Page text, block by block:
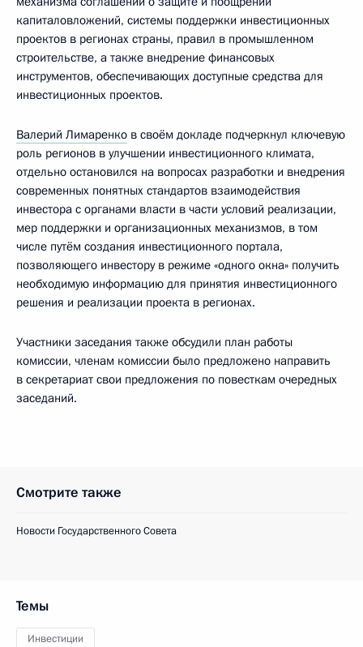
капиталовложений, системы поддержки инвестиционных
проектов в регионах страны, правил в промышленном
строительстве, а также внедрение финансовых
инструментов, обеспечивающих доступные средства для
инвестиционных проектов.
Валерий Лимаренко в своём докладе подчеркнул ключевую
роль регионов в улучшении инвестиционного климата,
отдельно остановился на вопросах разработки и внедрения
современных понятных стандартов взаимодействия
инвестора с органами власти в части условий реализации,
мер поддержки и организационных механизмов, в том
числе путём создания инвестиционного портала,
позволяющего инвестору в режиме «одного окна» получить
необходимую информацию для принятия инвестиционного
решения и реализации проекта в регионах.
Участники заседания также обсудили план работы
комиссии, членам комиссии было предложено направить
в секретариат свои предложения по повесткам очередных
заседаний.
Смотрите также
Новости Государственного Совета
Темы
Инвестиции